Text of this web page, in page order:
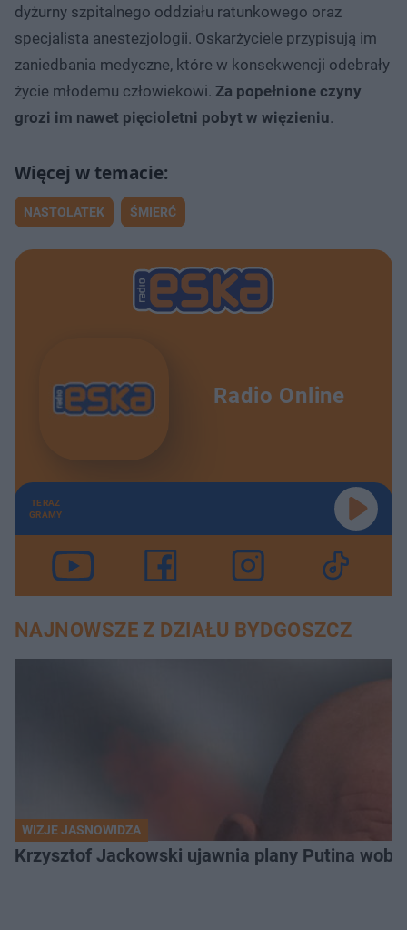
dyżurny szpitalnego oddziału ratunkowego oraz
specjalista anestezjologii. Oskarżyciele przypisują im
zaniedbania medyczne, które w konsekwencji odebrały
życie młodemu człowiekowi. Za popełnione czyny
grozi im nawet pięcioletni pobyt w więzieniu.
NASTOLATEK ŚMIERĆ
Radio Online
TERAZ
GRAMY
NAJNOWSZE Z DZIAŁU BYDGOSZCZ
WIZJE JASNOWIDZA
Krzysztof Jackowski ujawnia plany Putina